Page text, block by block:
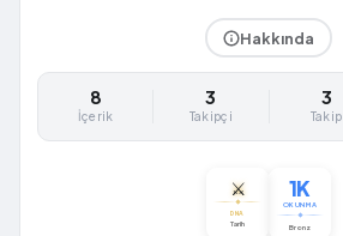
Hakkında
8
İçerik
3
Takipçi
3
Takip
⚔️
DNA
Tarih
1K
OKUNMA
Bronz